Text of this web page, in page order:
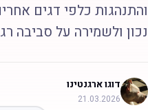
כלפי דגים
ולשמירה על סביבה
דוגו ארגנטינו
21.03.2026